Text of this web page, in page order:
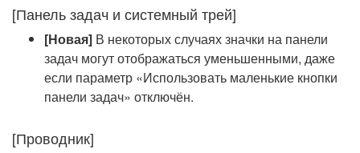
[Панель задач и системный трей]
[Новая] В некоторых случаях значки на панели
задач могут отображаться уменьшенными, даже
если параметр «Использовать маленькие кнопки
панели задач» отключён.
[Проводник]